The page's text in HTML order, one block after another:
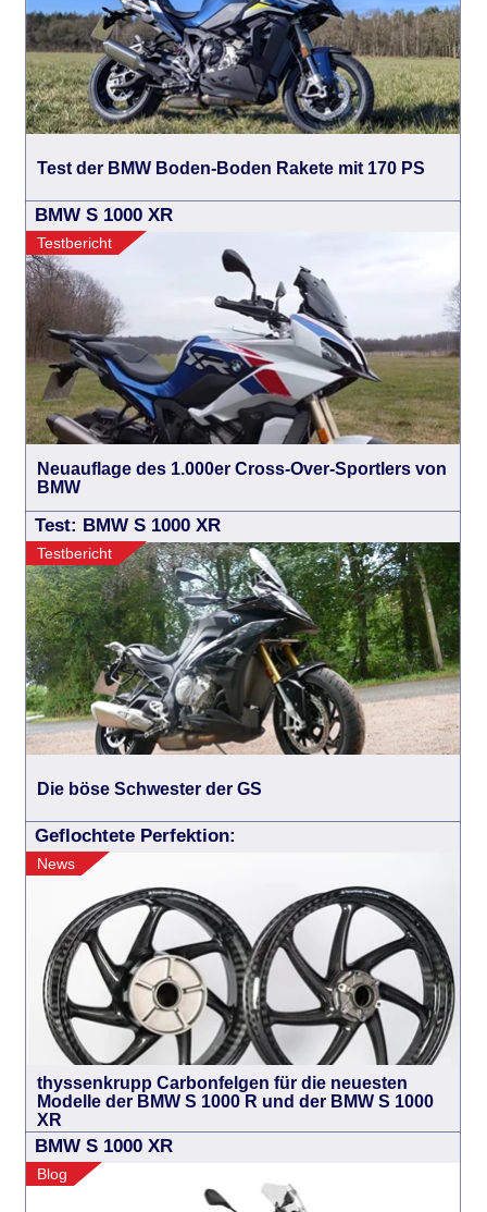
Test der BMW Boden-Boden Rakete mit 170 PS
BMW S 1000 XR
Testbericht
Neuauflage des 1.000er Cross-Over-Sportlers von
BMW
Test: BMW S 1000 XR
Testbericht
Die böse Schwester der GS
Geflochtete Perfektion:
News
thyssenkrupp Carbonfelgen für die neuesten
Modelle der BMW S 1000 R und der BMW S 1000
XR
BMW S 1000 XR
Blog